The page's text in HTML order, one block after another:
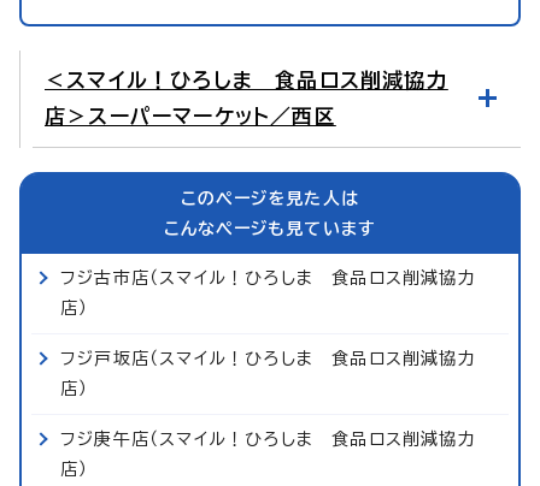
＜スマイル！ひろしま 食品ロス削減協力
店＞スーパーマーケット／西区
このページを見た人は
こんなページも見ています
フジ古市店（スマイル！ひろしま 食品ロス削減協力
店）
フジ戸坂店（スマイル！ひろしま 食品ロス削減協力
店）
フジ庚午店（スマイル！ひろしま 食品ロス削減協力
店）